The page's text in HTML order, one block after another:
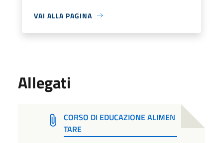
VAI ALLA PAGINA
Allegati
CORSO DI EDUCAZIONE ALIMEN
TARE